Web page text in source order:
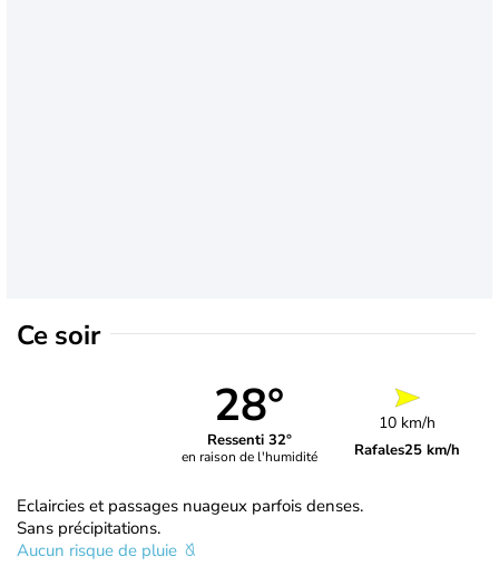
Ce soir
28°
Ressenti 32°
en raison de l'humidité
10 km/h
Rafales25 km/h
Eclaircies et passages nuageux parfois denses.
Sans précipitations.
Aucun risque de pluie